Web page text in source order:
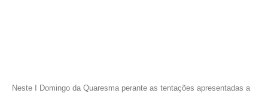
Neste I Domingo da Quaresma perante as tentações apresentadas a